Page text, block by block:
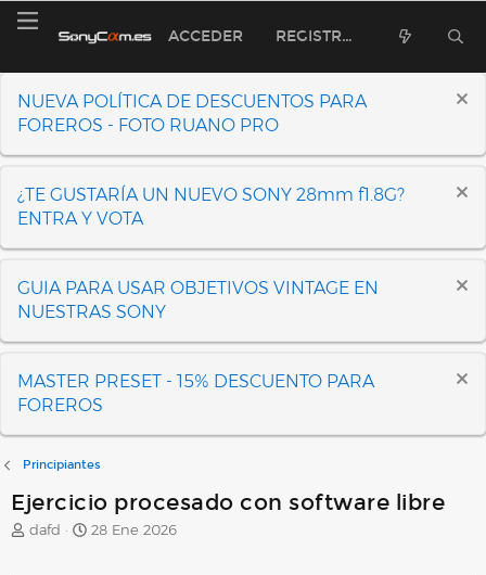
ACCEDER REGISTRARSE
NUEVA POLÍTICA DE DESCUENTOS PARA
FOREROS - FOTO RUANO PRO
¿TE GUSTARÍA UN NUEVO SONY 28mm f1.8G?
ENTRA Y VOTA
GUIA PARA USAR OBJETIVOS VINTAGE EN
NUESTRAS SONY
MASTER PRESET - 15% DESCUENTO PARA
FOREROS
Principiantes
Ejercicio procesado con software libre
A
dafd
F
28 Ene 2026